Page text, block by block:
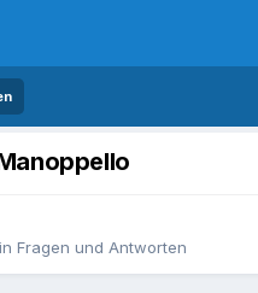
in Fragen und Antworten